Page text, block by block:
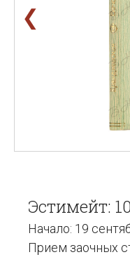
❮
Эстимейт:
Начало: 19
Прием заочных